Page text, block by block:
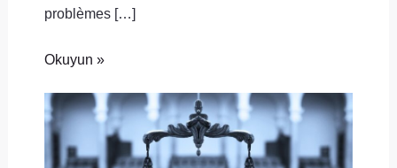
problèmes […]
Okuyun »